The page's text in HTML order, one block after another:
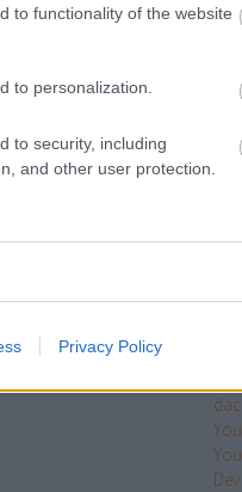
to functionality of the website
to personalization.
to security, including
and other user protection.
Privacy Policy